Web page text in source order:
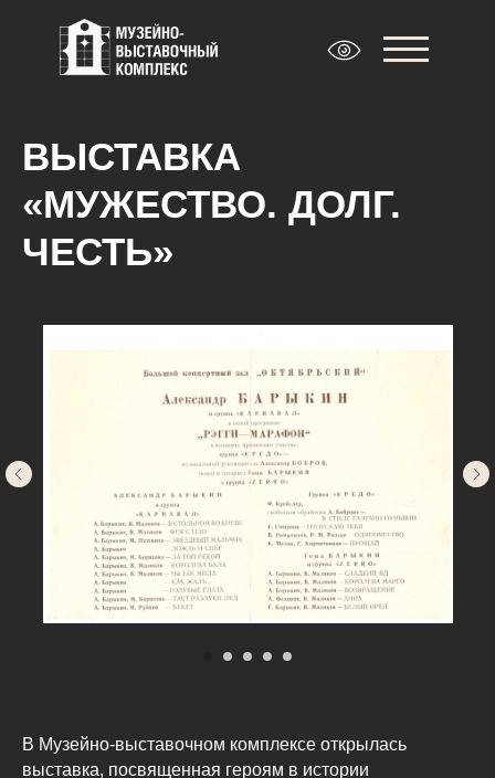
ВЫСТАВКА
«МУЖЕСТВО. ДОЛГ.
ЧЕСТЬ»
В Музейно-выставочном комплексе открылась
выставка, посвященная героям в истории